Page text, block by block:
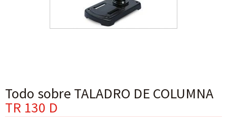
Todo sobre TALADRO DE COLUMNA
TR 130 D